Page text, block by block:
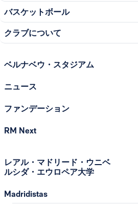
バスケットボール
クラブについて
ベルナベウ・スタジアム
ニュース
ファンデーション
RM Next
レアル・マドリード・ウニベ
ルシダ・エウロペア大学
Madridistas